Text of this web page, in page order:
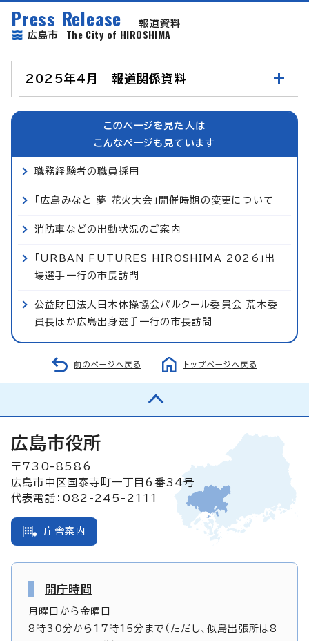
Press Release
報道資料
広島市 The City of HIROSHIMA
2025年4月 報道関係資料
このページを見た人は
こんなページも見ています
職務経験者の職員採用
「広島みなと 夢 花火大会」開催時期の変更について
消防車などの出動状況のご案内
「URBAN FUTURES HIROSHIMA 2026」出
場選手一行の市長訪問
公益財団法人日本体操協会パルクール委員会 荒本委
員長ほか広島出身選手一行の市長訪問
前のページへ戻る トップページへ戻る
広島市役所
〒730-8586
広島市中区国泰寺町一丁目6番34号
代表電話：082-245-2111
庁舎案内
開庁時間
月曜日から金曜日
8時30分から17時15分まで（ただし、似島出張所は8